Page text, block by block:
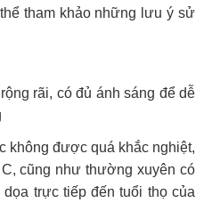
tham khảo những lưu ý sử
rãi, có đủ ánh sáng để dễ
không được quá khắc nghiệt,
cũng như thường xuyên có
trực tiếp đến tuổi thọ của